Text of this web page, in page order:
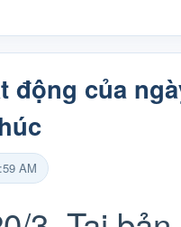
động của
AM